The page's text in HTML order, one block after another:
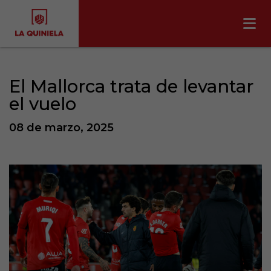
El Mallorca trata de levantar
el vuelo
08 de marzo, 2025